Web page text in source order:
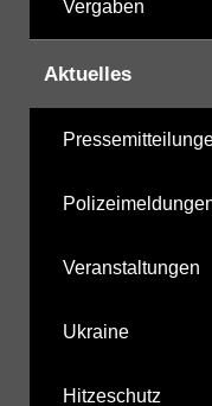
Vergaben
Aktuelles
Veranstaltungen
Ukraine
Hitzeschutz